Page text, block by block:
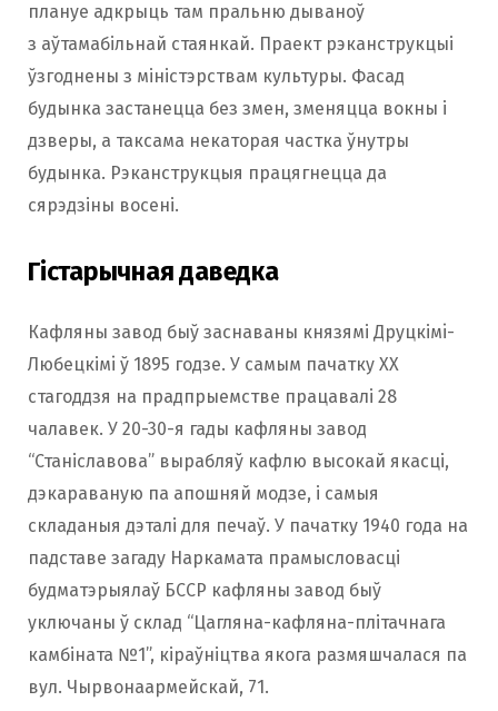
плануе адкрыць там пральню дываноў
з аўтамабільнай стаянкай. Праект рэканструкцыі
ўзгоднены з міністэрствам культуры. Фасад
будынка застанецца без змен, зменяцца вокны і
дзверы, а таксама некаторая частка ўнутры
будынка. Рэканструкцыя працягнецца да
сярэдзіны восені.
Гістарычная даведка
Кафляны завод быў заснаваны князямі Друцкімi-
Любецкімi ў 1895 годзе. У самым пачатку XX
стагоддзя на прадпрыемстве працавалі 28
чалавек. У 20-30-я гады кафляны завод
“Станіславова” вырабляў кафлю высокай якасці,
дэкараваную па апошняй модзе, і самыя
складаныя дэталі для печаў. У пачатку 1940 года на
падставе загаду Наркамата прамысловасці
будматэрыялаў БССР кафляны завод быў
уключаны ў склад “Цагляна-кафляна-плітачнага
камбіната №1”, кіраўніцтва якога размяшчалася па
вул. Чырвонаармейскай, 71.